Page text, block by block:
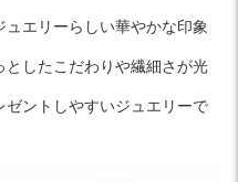
エリーらしい華やかな印象
したこだわりや繊細さが光
ゼントしやすいジュエリーで